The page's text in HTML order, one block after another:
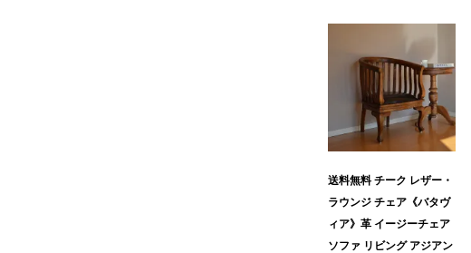
送料無料 チーク レザー・
ラウンジ チェア《バタヴ
ィア》革 イージーチェア
ソファ リビング アジアン